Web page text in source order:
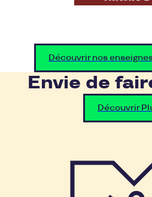
Découvrir nos
Envie de
Découvrir